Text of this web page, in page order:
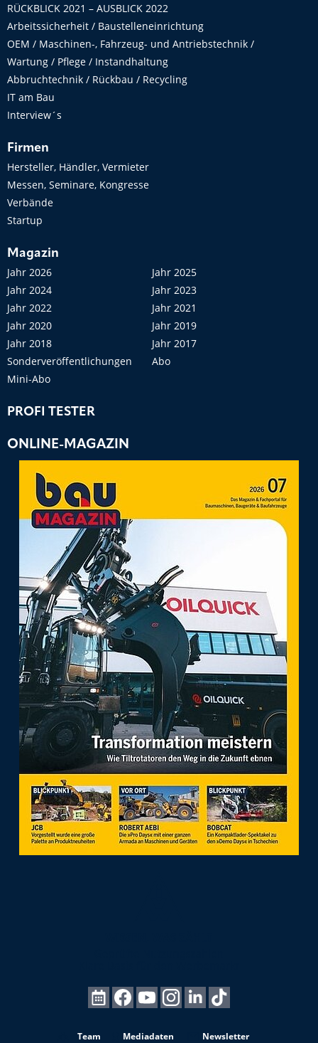
RÜCKBLICK 2021 – AUSBLICK 2022
Arbeitssicherheit / Baustelleneinrichtung
OEM / Maschinen-, Fahrzeug- und Antriebstechnik /
Wartung / Pflege / Instandhaltung
Abbruchtechnik / Rückbau / Recycling
IT am Bau
Interview´s
Firmen
Hersteller, Händler, Vermieter
Messen, Seminare, Kongresse
Verbände
Startup
Magazin
Jahr 2026
Jahr 2025
Jahr 2024
Jahr 2023
Jahr 2022
Jahr 2021
Jahr 2020
Jahr 2019
Jahr 2018
Jahr 2017
Sonderveröffentlichungen
Abo
Mini-Abo
PROFI TESTER
ONLINE-MAGAZIN
Team Mediadaten Newsletter